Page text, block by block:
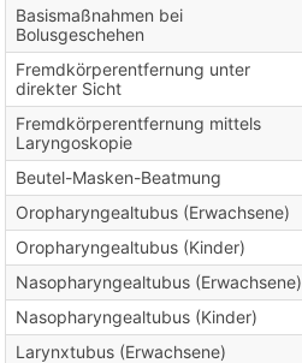
Basismaßnahmen bei
Bolusgeschehen
Fremdkörperentfernung unter
direkter Sicht
Fremdkörperentfernung mittels
Laryngoskopie
Beutel-Masken-Beatmung
Oropharyngealtubus (Erwachsene)
Oropharyngealtubus (Kinder)
Nasopharyngealtubus (Erwachsene)
Nasopharyngealtubus (Kinder)
Larynxtubus (Erwachsene)